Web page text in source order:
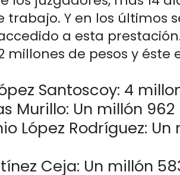
Y en los últimos
a esta
millones de pesos y éste
Santoscoy: 4
Murillo: Un millón 962
López Rodríguez: Un
Ceja: Un millón